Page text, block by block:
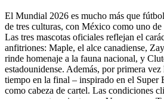
El Mundial 2026 es mucho más que
de tres culturas, con México como uno
Las tres mascotas oficiales reflejan el
anfitriones: Maple, el alce canadiense,
rinde homenaje a la fauna nacional, y
estadounidense. Además, por primera
tiempo en la final – inspirado en el
como cabeza de cartel. Las condiciones